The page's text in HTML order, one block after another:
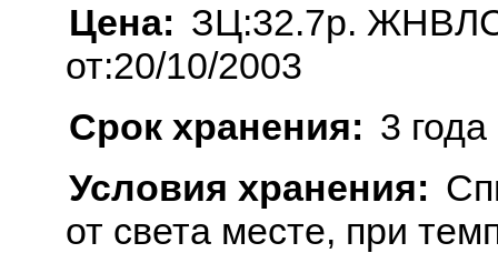
Цена: ЗЦ:32.7р.
от:20/10/2003
Срок хранения: 3 года
Условия хранения:
от света месте, при